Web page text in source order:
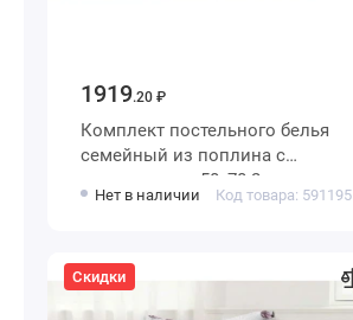
1919.20 ₽
Комплект постельного белья
семейный из поплина с
наволочками 50х70 2 шт
Животные Ночь Нежна
Нет в наличии Код товара: 591195
Скидки